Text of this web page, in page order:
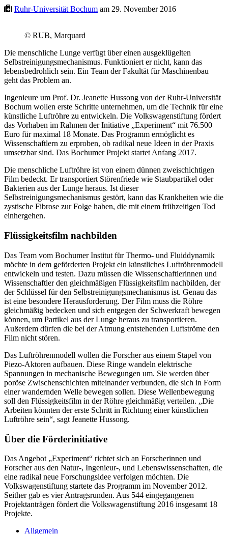
Ruhr-Universität Bochum am 29. November 2016
© RUB, Marquard
Die menschliche Lunge verfügt über einen ausgeklügelten
Selbstreinigungsmechanismus. Funktioniert er nicht, kann das
lebensbedrohlich sein. Ein Team der Fakultät für Maschinenbau
geht das Problem an.
Ingenieure um Prof. Dr. Jeanette Hussong von der Ruhr-Universität
Bochum wollen erste Schritte unternehmen, um die Technik für eine
künstliche Luftröhre zu entwickeln. Die Volkswagenstiftung fördert
das Vorhaben im Rahmen der Initiative „Experiment“ mit 76.500
Euro für maximal 18 Monate. Das Programm ermöglicht es
Wissenschaftlern zu erproben, ob radikal neue Ideen in der Praxis
umsetzbar sind. Das Bochumer Projekt startet Anfang 2017.
Die menschliche Luftröhre ist von einem dünnen zweischichtigen
Film bedeckt. Er transportiert Störenfriede wie Staubpartikel oder
Bakterien aus der Lunge heraus. Ist dieser
Selbstreinigungsmechanismus gestört, kann das Krankheiten wie die
zystische Fibrose zur Folge haben, die mit einem frühzeitigen Tod
einhergehen.
Flüssigkeitsfilm nachbilden
Das Team vom Bochumer Institut für Thermo- und Fluiddynamik
möchte in dem geförderten Projekt ein künstliches Luftröhrenmodell
entwickeln und testen. Dazu müssen die Wissenschaftlerinnen und
Wissenschaftler den gleichmäßigen Flüssigkeitsfilm nachbilden, der
der Schlüssel für den Selbstreinigungsmechanismus ist. Genau das
ist eine besondere Herausforderung. Der Film muss die Röhre
gleichmäßig bedecken und sich entgegen der Schwerkraft bewegen
können, um Partikel aus der Lunge heraus zu transportieren.
Außerdem dürfen die bei der Atmung entstehenden Luftströme den
Film nicht stören.
Das Luftröhrenmodell wollen die Forscher aus einem Stapel von
Piezo-Aktoren aufbauen. Diese Ringe wandeln elektrische
Spannungen in mechanische Bewegungen um. Sie werden über
poröse Zwischenschichten miteinander verbunden, die sich in Form
einer wandernden Welle bewegen sollen. Diese Wellenbewegung
soll den Flüssigkeitsfilm in der Röhre gleichmäßig verteilen. „Die
Arbeiten könnten der erste Schritt in Richtung einer künstlichen
Luftröhre sein“, sagt Jeanette Hussong.
Über die Förderinitiative
Das Angebot „Experiment“ richtet sich an Forscherinnen und
Forscher aus den Natur-, Ingenieur-, und Lebenswissenschaften, die
eine radikal neue Forschungsidee verfolgen möchten. Die
Volkswagenstiftung startete das Programm im November 2012.
Seither gab es vier Antragsrunden. Aus 544 eingegangenen
Projektanträgen fördert die Volkswagenstiftung 2016 insgesamt 18
Projekte.
Allgemein